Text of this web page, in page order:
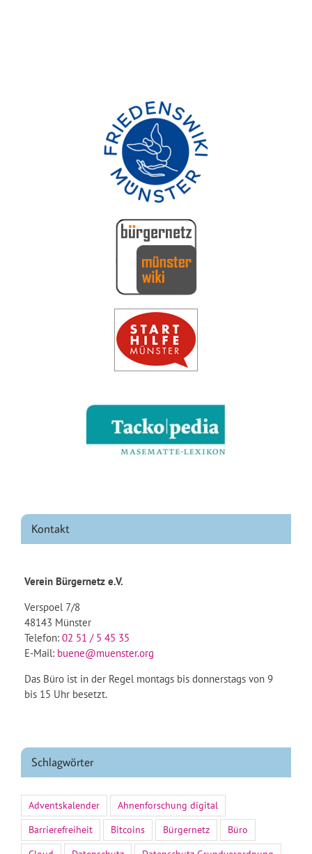
Kontakt
Verein Bürgernetz e.V.
Verspoel 7/8
48143 Münster
Telefon: 02 51 / 5 45 35
E-Mail: buene@muenster.org
Das Büro ist in der Regel montags bis donnerstags von 9
bis 15 Uhr besetzt.
Schlagwörter
Adventskalender
Ahnenforschung digital
Barrierefreiheit
Bitcoins Bürgernetz
Büro